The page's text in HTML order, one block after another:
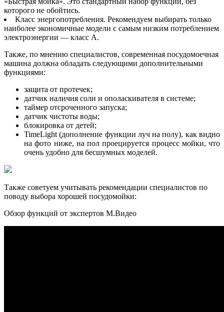
которого не обойтись.
Класс энергопотребления. Рекомендуем выбирать только
наиболее экономичные модели с самым низким потреблением
электроэнергии — класс А.
Также, по мнению специалистов, современная посудомоечная
машина должна обладать следующими дополнительными
функциями:
защита от протечек;
датчик наличия соли и ополаскивателя в системе;
таймер отсроченного запуска;
датчик чистоты воды;
блокировка от детей;
TimeLight (дополнение функции луч на полу), как видно
на фото ниже, на пол проецируется процесс мойки, что
очень удобно для бесшумных моделей.
Также советуем учитывать рекомендации специалистов по
поводу выбора хорошей посудомойки:
Обзор функций от экспертов М.Видео